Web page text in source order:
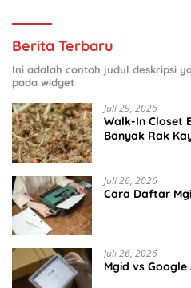
Berita Terbaru
Ini adalah contoh judul deskripsi
pada widget
Juli 29, 2026
Walk-In Closet
Banyak Rak
Juli 26, 2026
Cara Daftar
Juli 26, 2026
Mgid vs Google